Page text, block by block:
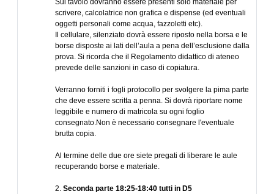
Sul tavolo dovranno essere presenti solo materiale per
scrivere, calcolatrice non grafica e dispense (ed eventuali
oggetti personali come acqua, fazzoletti etc).
Il cellulare, silenziato dovrà essere riposto nella borsa e le
borse disposte ai lati dell’aula a pena dell’esclusione dalla
prova. Si ricorda che il Regolamento didattico di ateneo
prevede delle sanzioni in caso di copiatura.
Verranno forniti i fogli protocollo per svolgere la pima parte
che deve essere scritta a penna. Si dovrà riportare nome
leggibile e numero di matricola su ogni foglio
consegnato.Non è necessario consegnare l'eventuale
brutta copia.
Al termine delle due ore siete pregati di liberare le aule
recuperando borse e materiale.
2. Seconda parte 18:25-18:40 tutti in D5